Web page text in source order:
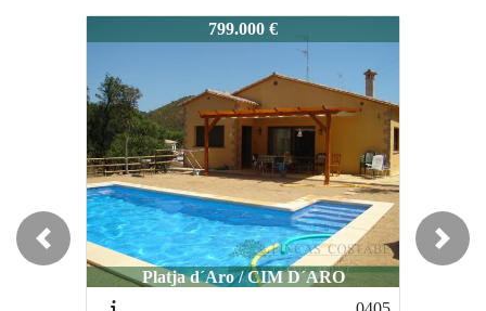
799.000 €
Platja d´Aro / CIM D´ARO
899.000 €
Platja d´Aro / Urbanización Mas Ros
Previous Next